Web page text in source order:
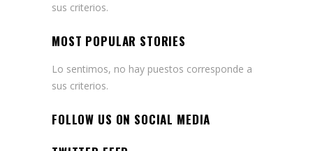
sus criterios.
MOST POPULAR STORIES
Lo sentimos, no hay puestos corresponde a
sus criterios.
FOLLOW US ON SOCIAL MEDIA